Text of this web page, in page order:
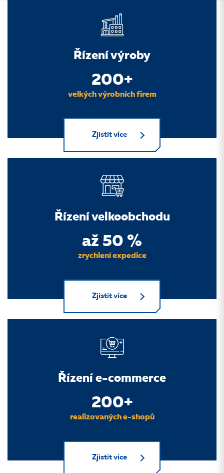
Řízení výroby
200+
velkých výrobních firem
Zjistit více
Řízení velkoobchodu
až 50 %
zrychlení expedice
Zjistit více
Řízení e-commerce
200+
realizovaných e-shopů
Zjistit více